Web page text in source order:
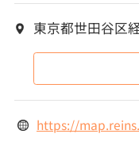
東京都世田谷区
https://